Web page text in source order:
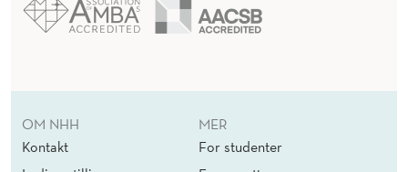
OM NHH
Kontakt
MER
For studenter